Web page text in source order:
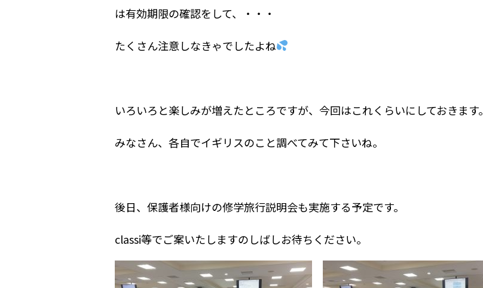
は有効期限の確認をして、・・・
たくさん注意しなきゃでしたよね
いろいろと楽しみが増えたところですが、今回はこれくらいにしておきます。
みなさん、各自でイギリスのこと調べてみて下さいね。
後日、保護者様向けの修学旅行説明会も実施する予定です。
classi等でご案いたしますのしばしお待ちください。